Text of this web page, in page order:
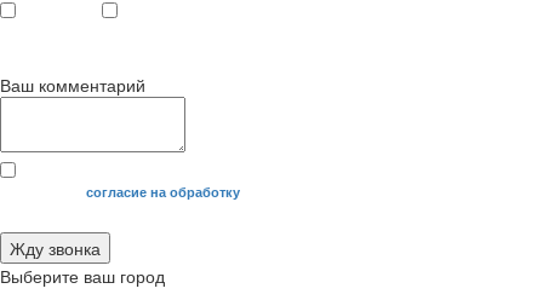
Ваш комментарий
Я даю своесогласие на обработку
Жду звонка
Выберите ваш город